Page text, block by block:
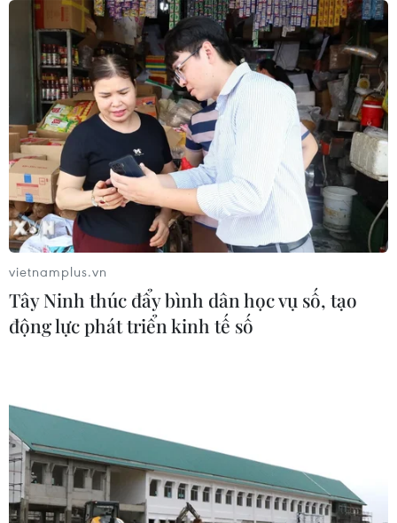
vietnamplus.vn
Tây Ninh thúc đẩy bình dân học vụ số, tạo
động lực phát triển kinh tế số